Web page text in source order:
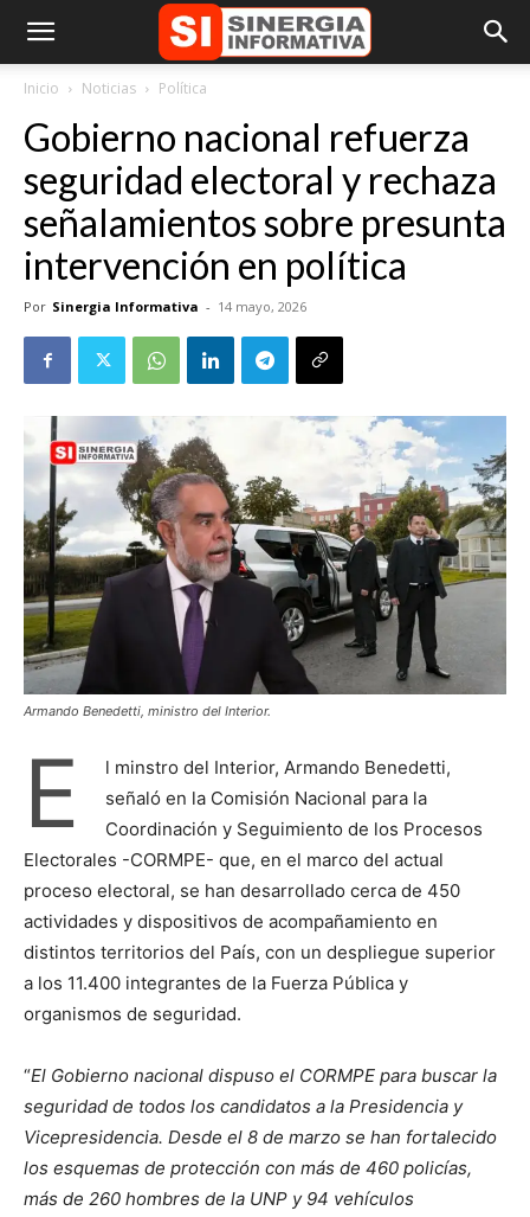
Inicio Noticias Política
Gobierno nacional refuerza
seguridad electoral y rechaza
señalamientos sobre presunta
intervención en política
Por Sinergia Informativa - 14 mayo, 2026
Armando Benedetti, ministro del Interior.
E
l minstro del Interior, Armando Benedetti,
señaló en la Comisión Nacional para la
Coordinación y Seguimiento de los Procesos
Electorales -CORMPE- que, en el marco del actual
proceso electoral, se han desarrollado cerca de 450
actividades y dispositivos de acompañamiento en
distintos territorios del País, con un despliegue superior
a los 11.400 integrantes de la Fuerza Pública y
organismos de seguridad.
“El Gobierno nacional dispuso el CORMPE para buscar la
seguridad de todos los candidatos a la Presidencia y
Vicepresidencia. Desde el 8 de marzo se han fortalecido
los esquemas de protección con más de 460 policías,
más de 260 hombres de la UNP y 94 vehículos